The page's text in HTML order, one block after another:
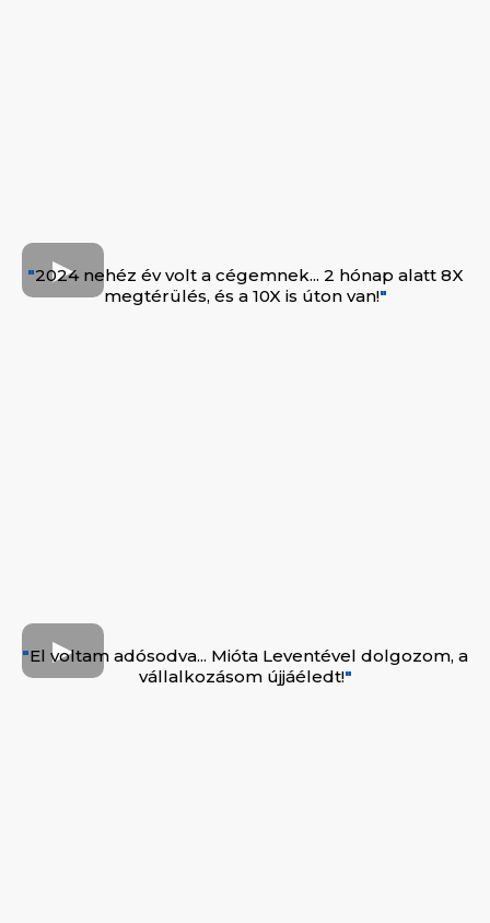
"2024 nehéz év volt a cégemnek... 2 hónap alatt 8X
megtérülés, és a 10X is úton van!"
"El voltam adósodva... Mióta Leventével dolgozom, a
vállalkozásom újjáéledt!"